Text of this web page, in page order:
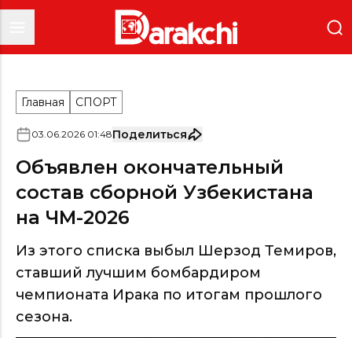
Главная СПОРТ
03.06.2026 01:48Поделиться
Объявлен окончательный
состав сборной Узбекистана
на ЧМ-2026
Из этого списка выбыл Шерзод Темиров,
ставший лучшим бомбардиром
чемпионата Ирака по итогам прошлого
сезона.